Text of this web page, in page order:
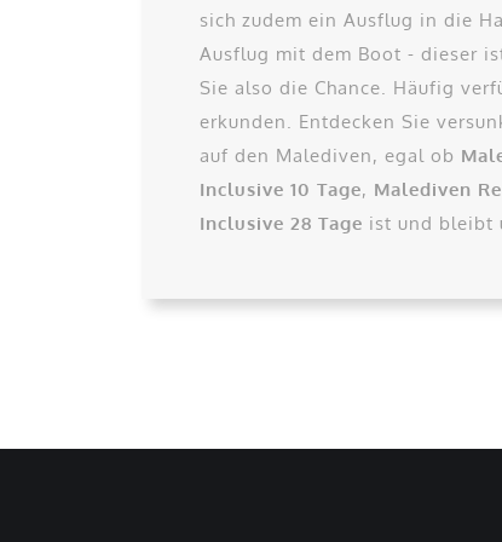
sich zudem ein Ausflug in die
Ausflug mit dem Boot - dieser
Sie also die Chance. Häufig
erkunden. Entdecken Sie
auf den Malediven, egal ob
Inclusive 10 Tage, Malediven
Inclusive 28 Tage ist und bleibt